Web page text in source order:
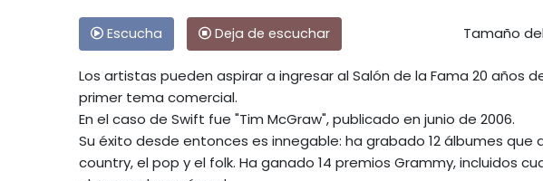
Escucha Deja de escuchar Tamaño
Los artistas pueden aspirar a ingresar al Salón de la Fama 20 años
primer tema comercial.
En el caso de Swift fue "Tim McGraw", publicado en junio de 2006.
Su éxito desde entonces es innegable: ha grabado 12 álbumes
country, el pop y el folk. Ha ganado 14 premios Grammy, incluidos